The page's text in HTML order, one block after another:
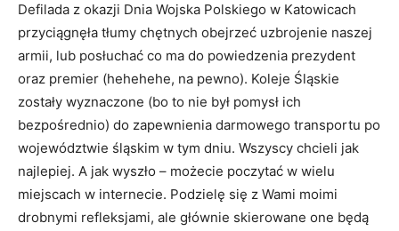
Defilada z okazji Dnia Wojska Polskiego w Katowicach
przyciągnęła tłumy chętnych obejrzeć uzbrojenie naszej
armii, lub posłuchać co ma do powiedzenia prezydent
oraz premier (hehehehe, na pewno). Koleje Śląskie
zostały wyznaczone (bo to nie był pomysł ich
bezpośrednio) do zapewnienia darmowego transportu po
województwie śląskim w tym dniu. Wszyscy chcieli jak
najlepiej. A jak wyszło – możecie poczytać w wielu
miejscach w internecie. Podzielę się z Wami moimi
drobnymi refleksjami, ale głównie skierowane one będą